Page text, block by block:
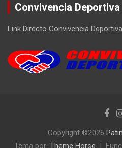
Convivencia Deportiva
Link Directo Convivencia Deportiva
Copyright ©2026
Tema por: Theme Horse